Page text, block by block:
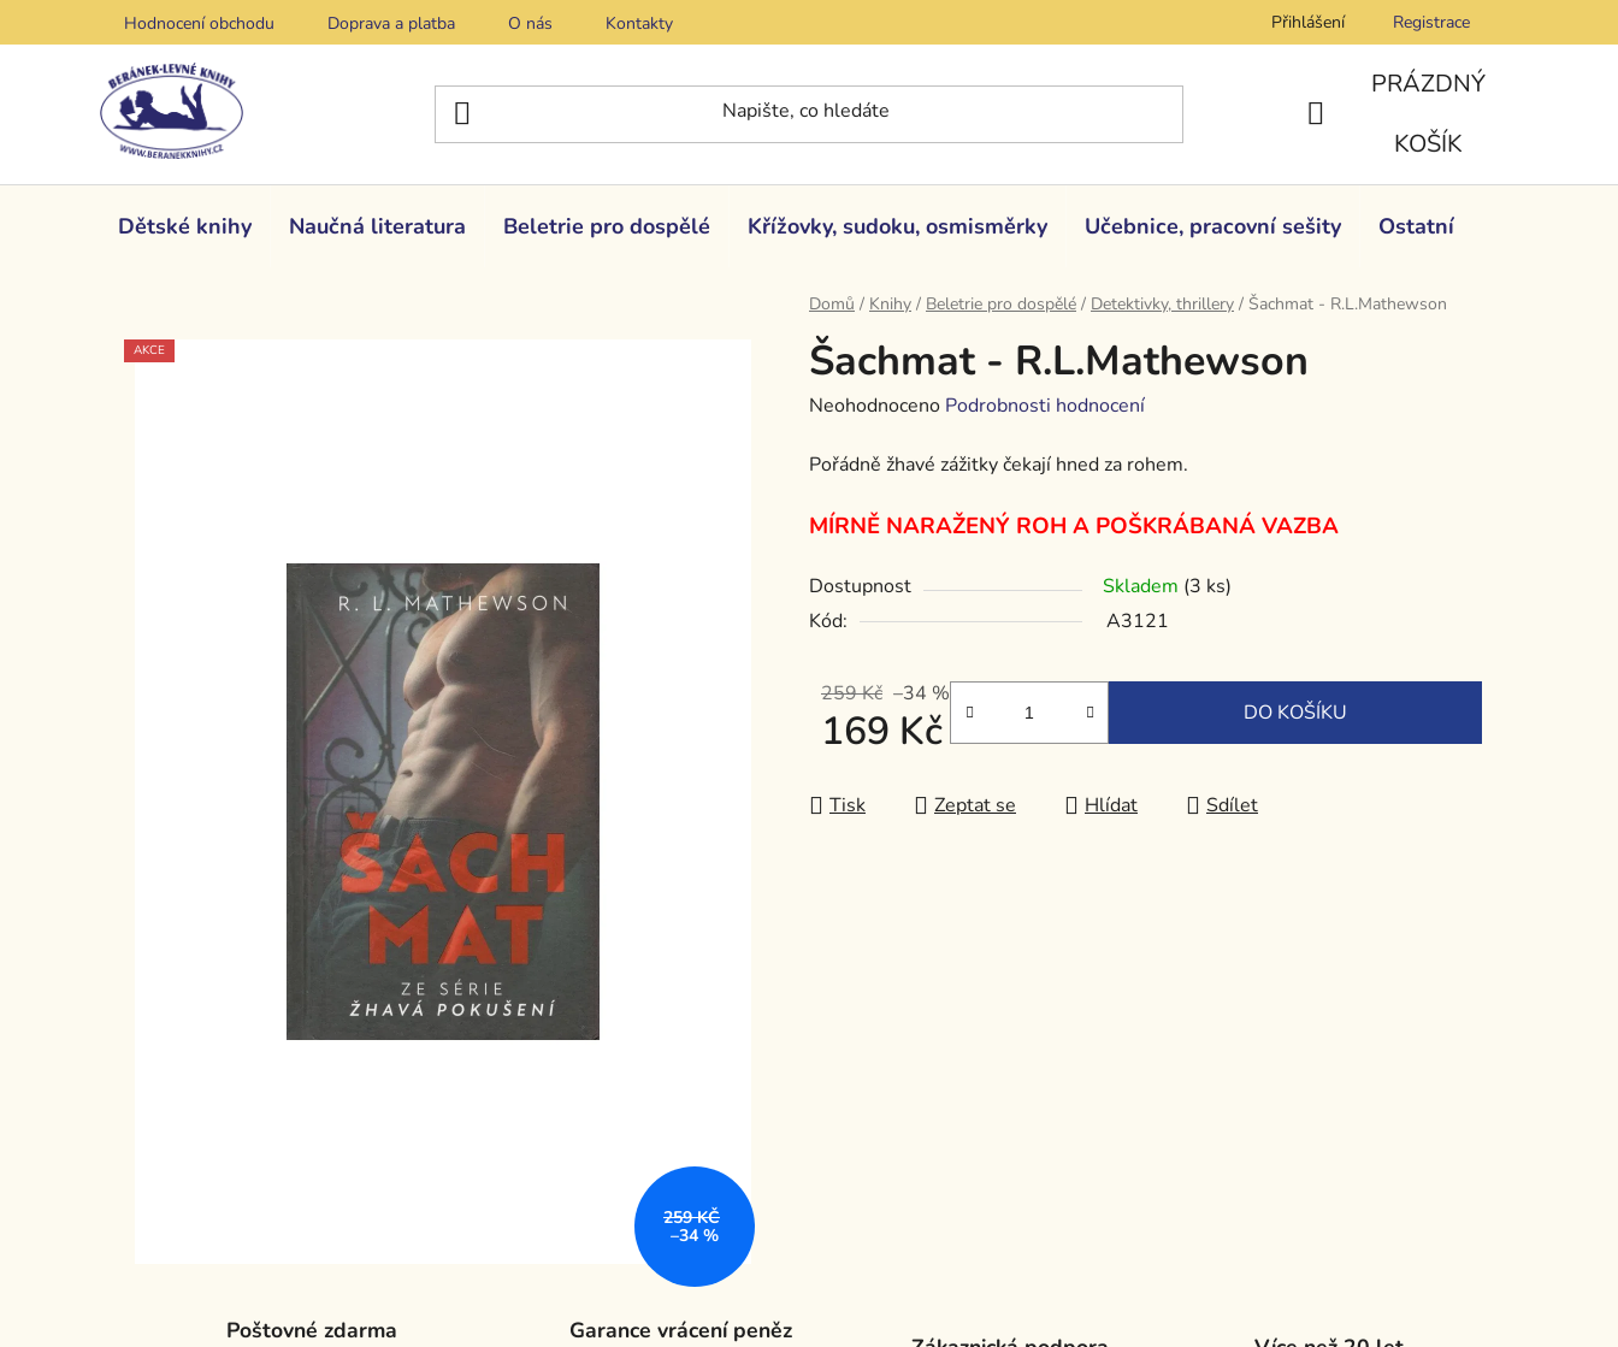
na
Hodnocení obchodu Doprava a platba O nás Kontakty Přihlášení Registrace
NÁKUPNÍ
PRÁZDNÝ
KOŠÍK
Dětské knihy Naučná literatura Beletrie pro dospělé Křížovky, sudoku, osmisměrky Učebnice, pracovní sešity Ostatní
Domů / Knihy / Beletrie pro dospělé / Detektivky, thrillery / Šachmat - R.L.Mathewson
Šachmat - R.L.Mathewson
Průměrné
produktu
0,0
5
hvězdiček.
Neohodnoceno Podrobnosti hodnocení
Pořádně žhavé zážitky čekají hned za rohem.
MÍRNĚ NARAŽENÝ ROH A POŠKRÁBANÁ VAZBA
Dostupnost Skladem (3 ks)
Kód:
A3121
259 Kč –34 %
169 Kč DO KOŠÍKU
Tisk Zeptat se Hlídat Sdílet
AKCE
259 KČ
–34 %
Poštovné zdarma Garance vrácení peněz